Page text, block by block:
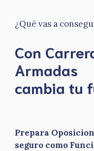
¿Qué vas a
Con
Armadas
​cambia tu
Prepara
seguro como